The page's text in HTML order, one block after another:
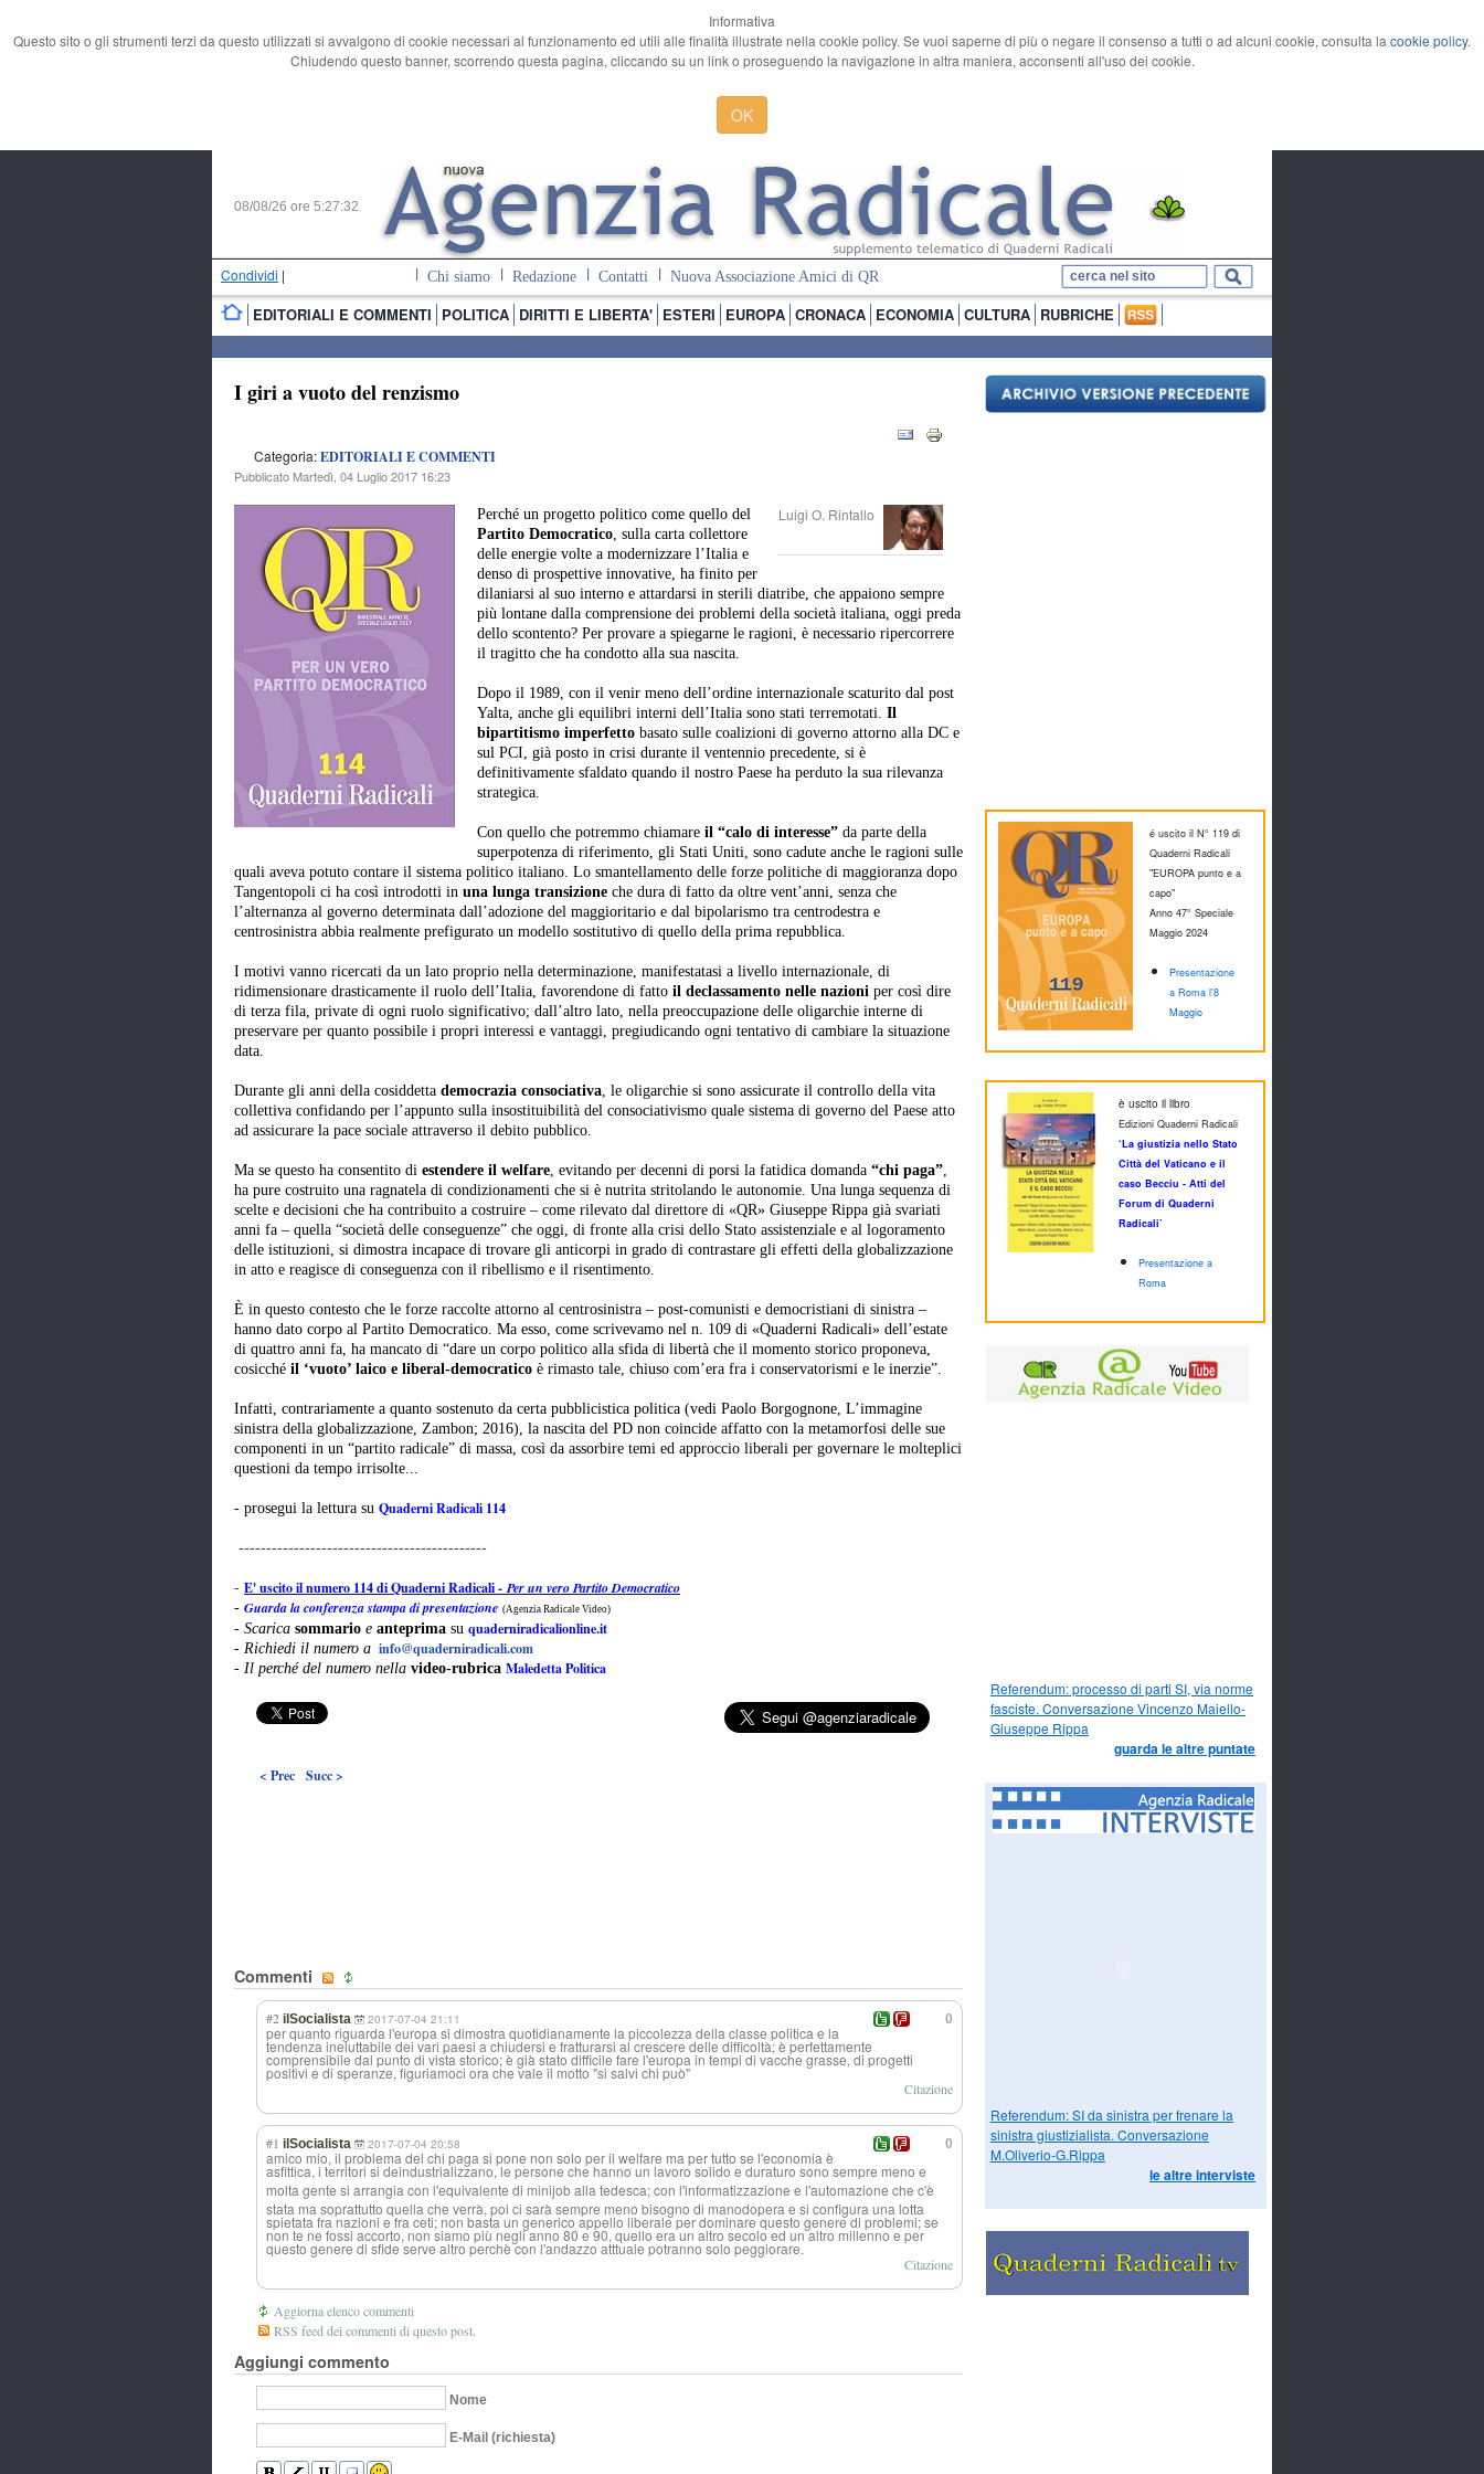
Informativa
Questo sito o gli strumenti terzi da questo utilizzati si avvalgono di cookie necessari al funzionamento ed utili alle finalità illustrate nella cookie policy. Se vuoi saperne di più o negare il consenso a tutti o ad alcuni cookie, consulta la cookie policy.
Chiudendo questo banner, scorrendo questa pagina, cliccando su un link o proseguendo la navigazione in altra maniera, acconsenti all'uso dei cookie.
OK
08/08/26 ore 5:27:33
Condividi | Chi siamo Redazione Contatti Nuova Associazione Amici di QR
EDITORIALI E COMMENTI POLITICA DIRITTI E LIBERTA' ESTERI EUROPA CRONACA ECONOMIA CULTURA RUBRICHE
I giri a vuoto del renzismo
Categoria:EDITORIALI E COMMENTI
Pubblicato Martedì, 04 Luglio 2017 16:23
Luigi O. Rintallo
Perché un progetto politico come quello del
Partito Democratico, sulla carta collettore
delle energie volte a modernizzare l’Italia e
denso di prospettive innovative, ha finito per
dilaniarsi al suo interno e attardarsi in sterili diatribe, che appaiono sempre
più lontane dalla comprensione dei problemi della società italiana, oggi preda
dello scontento? Per provare a spiegarne le ragioni, è necessario ripercorrere
il tragitto che ha condotto alla sua nascita.
Dopo il 1989, con il venir meno dell’ordine internazionale scaturito dal post
Yalta, anche gli equilibri interni dell’Italia sono stati terremotati. Il
bipartitismo imperfetto basato sulle coalizioni di governo attorno alla DC e
sul PCI, già posto in crisi durante il ventennio precedente, si è
definitivamente sfaldato quando il nostro Paese ha perduto la sua rilevanza
strategica.
Con quello che potremmo chiamare il “calo di interesse” da parte della
superpotenza di riferimento, gli Stati Uniti, sono cadute anche le ragioni sulle
quali aveva potuto contare il sistema politico italiano. Lo smantellamento delle forze politiche di maggioranza dopo
Tangentopoli ci ha così introdotti in una lunga transizione che dura di fatto da oltre vent’anni, senza che
l’alternanza al governo determinata dall’adozione del maggioritario e dal bipolarismo tra centrodestra e
centrosinistra abbia realmente prefigurato un modello sostitutivo di quello della prima repubblica.
I motivi vanno ricercati da un lato proprio nella determinazione, manifestatasi a livello internazionale, di
ridimensionare drasticamente il ruolo dell’Italia, favorendone di fatto il declassamento nelle nazioni per così dire
di terza fila, private di ogni ruolo significativo; dall’altro lato, nella preoccupazione delle oligarchie interne di
preservare per quanto possibile i propri interessi e vantaggi, pregiudicando ogni tentativo di cambiare la situazione
data.
Durante gli anni della cosiddetta democrazia consociativa, le oligarchie si sono assicurate il controllo della vita
collettiva confidando per l’appunto sulla insostituibilità del consociativismo quale sistema di governo del Paese atto
ad assicurare la pace sociale attraverso il debito pubblico.
Ma se questo ha consentito di estendere il welfare, evitando per decenni di porsi la fatidica domanda “chi paga”,
ha pure costruito una ragnatela di condizionamenti che si è nutrita stritolando le autonomie. Una lunga sequenza di
scelte e decisioni che ha contribuito a costruire – come rilevato dal direttore di «QR» Giuseppe Rippa già svariati
anni fa – quella “società delle conseguenze” che oggi, di fronte alla crisi dello Stato assistenziale e al logoramento
delle istituzioni, si dimostra incapace di trovare gli anticorpi in grado di contrastare gli effetti della globalizzazione
in atto e reagisce di conseguenza con il ribellismo e il risentimento.
È in questo contesto che le forze raccolte attorno al centrosinistra – post-comunisti e democristiani di sinistra –
hanno dato corpo al Partito Democratico. Ma esso, come scrivevamo nel n. 109 di «Quaderni Radicali» dell’estate
di quattro anni fa, ha mancato di “dare un corpo politico alla sfida di libertà che il momento storico proponeva,
cosicché il ‘vuoto’ laico e liberal-democratico è rimasto tale, chiuso com’era fra i conservatorismi e le inerzie”.
Infatti, contrariamente a quanto sostenuto da certa pubblicistica politica (vedi Paolo Borgognone, L’immagine
sinistra della globalizzazione, Zambon; 2016), la nascita del PD non coincide affatto con la metamorfosi delle sue
componenti in un “partito radicale” di massa, così da assorbire temi ed approccio liberali per governare le molteplici
questioni da tempo irrisolte...
- prosegui la lettura su Quaderni Radicali 114
---------------------------------------------
- E' uscito il numero 114 di Quaderni Radicali -Per un vero Partito Democratico
- Guarda la conferenza stampa di presentazione (Agenzia Radicale Video)
- Scarica sommario e anteprima su quaderniradicalionline.it
- Richiedi il numero a info@quaderniradicali.com
- Il perché del numero nella video-rubrica Maledetta Politica
< Prec Succ >
Commenti
0
#2 ilSocialista 2017-07-04 21:11
per quanto riguarda l'europa si dimostra quotidianamente la piccolezza della classe politica e la
tendenza ineluttabile dei vari paesi a chiudersi e fratturarsi al crescere delle difficoltà; è perfettamente
comprensibile dal punto di vista storico; è già stato difficile fare l'europa in tempi di vacche grasse, di progetti
positivi e di speranze, figuriamoci ora che vale il motto "si salvi chi può"
Citazione
0
#1 ilSocialista 2017-07-04 20:58
amico mio, il problema del chi paga si pone non solo per il welfare ma per tutto se l'economia è
asfittica, i territori si deindustrializzano, le persone che hanno un lavoro solido e duraturo sono sempre meno e
molta gente si arrangia con l'equivalente di minijob alla tedesca; con l'informatizzazione e l'automazione che c'è
stata ma soprattutto quella che verrà, poi ci sarà sempre meno bisogno di manodopera e si configura una lotta
spietata fra nazioni e fra ceti; non basta un generico appello liberale per dominare questo genere di problemi; se
non te ne fossi accorto, non siamo più negli anno 80 e 90, quello era un altro secolo ed un altro millenno e per
questo genere di sfide serve altro perchè con l'andazzo atttuale potranno solo peggiorare.
Citazione
Aggiorna elenco commenti
RSS feed dei commenti di questo post.
Aggiungi commento
Nome
E-Mail (richiesta)
é uscito il N° 119 di
Quaderni Radicali
"EUROPA punto e a
capo"
Anno 47° Speciale
Maggio 2024
Presentazione
a Roma l'8
Maggio
è uscito il libro
Edizioni Quaderni Radicali
‘La giustizia nello Stato
Città del Vaticano e il
caso Becciu - Atti del
Forum di Quaderni
Radicali’
Presentazione a
Roma
Referendum: processo di parti SI, via norme
fasciste. Conversazione Vincenzo Maiello-
Giuseppe Rippa
guarda le altre puntate
Referendum: SI da sinistra per frenare la
sinistra giustizialista. Conversazione
M.Oliverio-G.Rippa
le altre interviste